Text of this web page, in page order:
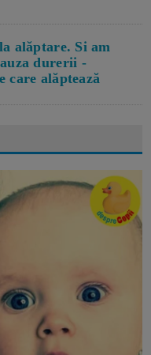
alăptare. Si am
durerii -
care alăptează